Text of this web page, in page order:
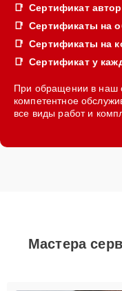
Сертификат
Сертификаты на
Сертификаты на
Сертификат у
При обращении в наш
компетентное
все виды работ и
Мастера